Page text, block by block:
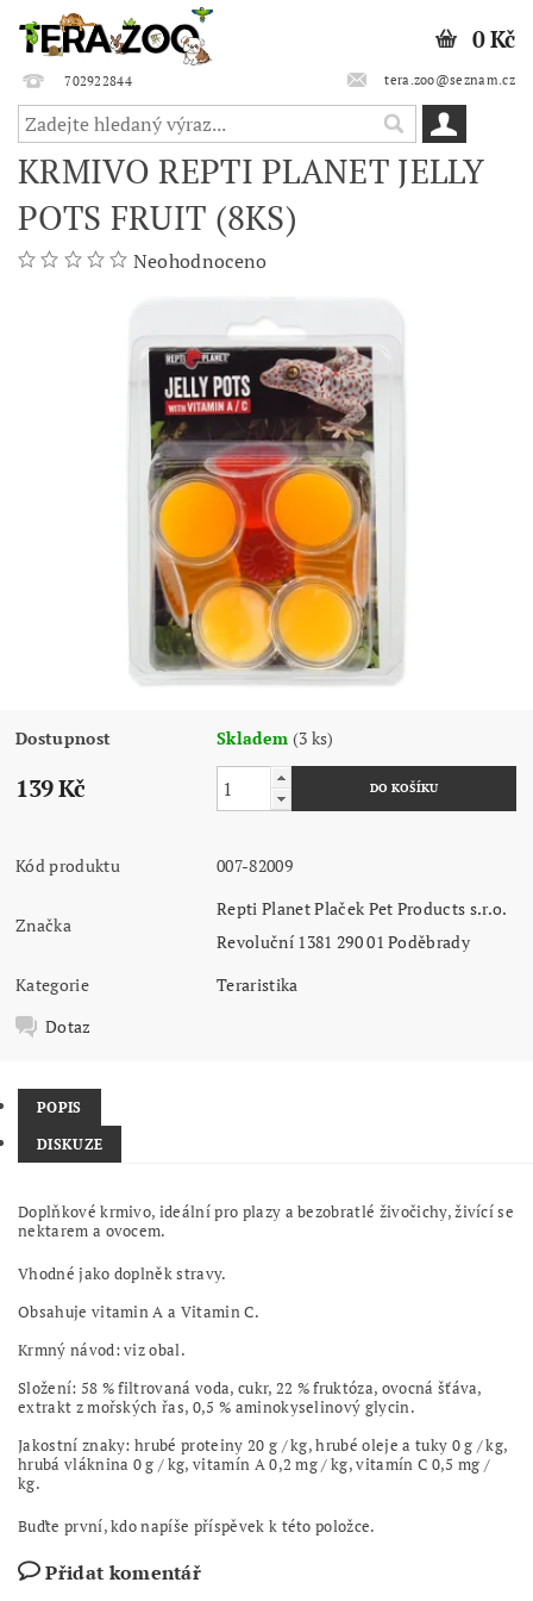
702922844 tera.zoo@seznam.cz
0 Kč
KRMIVO REPTI PLANET JELLY
POTS FRUIT (8KS)
Neohodnoceno
Dostupnost Skladem (3 ks)
139 Kč
Kód produktu 007-82009
Značka
Repti Planet Plaček Pet Products s.r.o.
Revoluční 1381 290 01 Poděbrady
Kategorie
Teraristika
Dotaz
POPIS
DISKUZE
Doplňkové krmivo, ideální pro plazy a bezobratlé živočichy, živící se
nektarem a ovocem.
Vhodné jako doplněk stravy.
Obsahuje vitamin A a Vitamin C.
Krmný návod: viz obal.
Složení: 58 % filtrovaná voda, cukr, 22 % fruktóza, ovocná šťáva,
extrakt z mořských řas, 0,5 % aminokyselinový glycin.
Jakostní znaky: hrubé proteiny 20 g / kg, hrubé oleje a tuky 0 g / kg,
hrubá vláknina 0 g / kg, vitamín A 0,2 mg / kg, vitamín C 0,5 mg /
kg.
Buďte první, kdo napíše příspěvek k této položce.
Přidat komentář